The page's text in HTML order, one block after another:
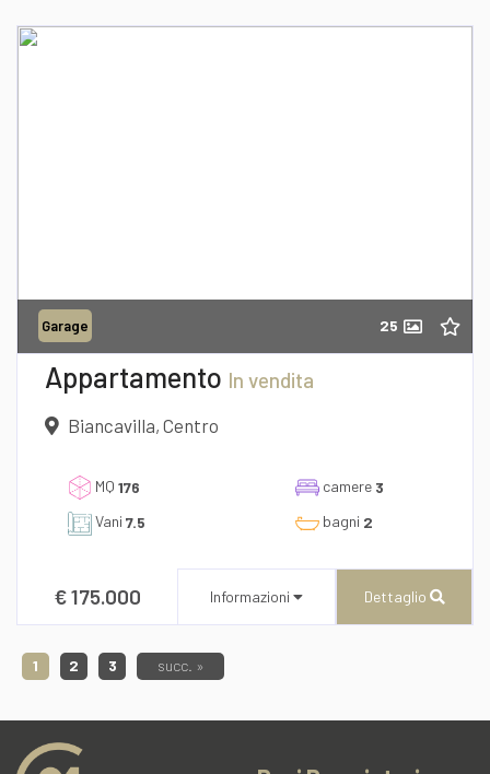
l'informativa sulla privacy
Garage 25
Appartamento In vendita
Biancavilla, Centro
MQ 176 camere 3
Vani 7.5 bagni 2
€ 175.000 Informazioni Dettaglio
1 2 3 succ. »